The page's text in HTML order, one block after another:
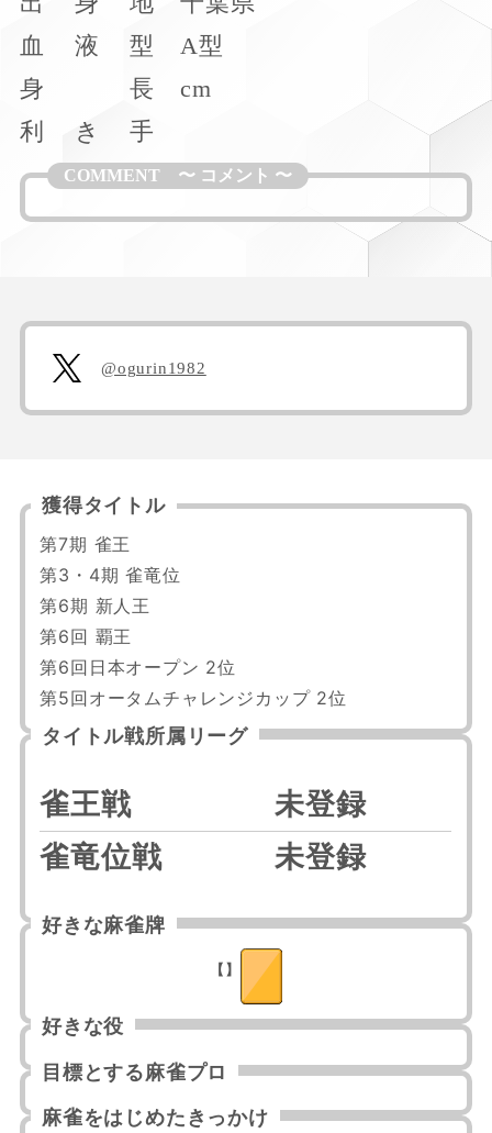
血
液 型
A型
身
長
cm
利
き 手
@ogurin1982
獲得タイトル
第7期 雀王
第3・4期 雀竜位
第6期 新人王
第6回 覇王
第6回日本オープン 2位
第5回オータムチャレンジカップ 2位
タイトル戦所属リーグ
雀王戦
未登録
雀竜位戦
未登録
好きな麻雀牌
【】
好きな役
目標とする麻雀プロ
麻雀をはじめたきっかけ